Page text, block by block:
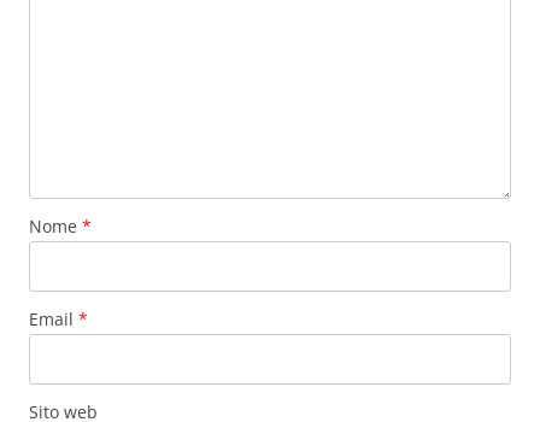
Nome *
Email *
Sito web